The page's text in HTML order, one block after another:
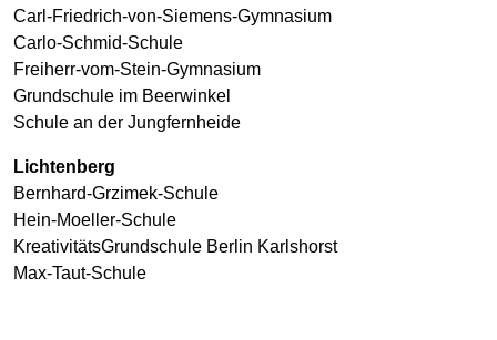
Carl-Friedrich-von-Siemens-Gymnasium
Carlo-Schmid-Schule
Freiherr-vom-Stein-Gymnasium
Grundschule im Beerwinkel
Schule an der Jungfernheide
Lichtenberg
Bernhard-Grzimek-Schule
Hein-Moeller-Schule
KreativitätsGrundschule Berlin Karlshorst
Max-Taut-Schule